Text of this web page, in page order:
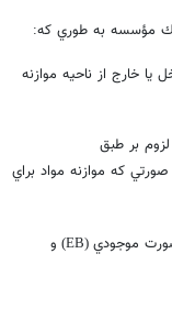
يك مؤسسه به طوري كه:
يا خارج از ناحيه موازنه
بر طبق
كه موازنه مواد براي
موجودي (EB)
و